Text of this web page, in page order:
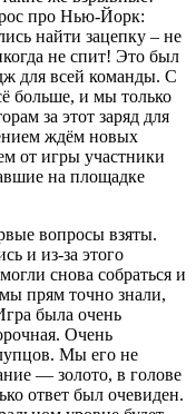
про Нью-Йорк:
найти зацепку – не
не спит! Это был
для всей команды. С
больше, и мы только
за этот заряд для
ждём новых
от игры участники
на площадке
вопросы взяты.
и из-за этого
снова собраться и
прям точно знали,
была очень
Очень
Мы его не
— золото, в голове
ответ был очевиден.